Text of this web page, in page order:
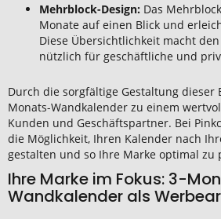
Mehrblock-Design: Das
Monate auf einen Blick und
Diese Übersichtlichkeit macht
nützlich für geschäftliche und
Durch die sorgfältige Gestaltung dieser
Monats-Wandkalender zu einem
Kunden und Geschäftspartner. Bei
die Möglichkeit, Ihren Kalender nach
gestalten und so Ihre Marke optimal zu
Ihre Marke im Fokus: 3-
Wandkalender als